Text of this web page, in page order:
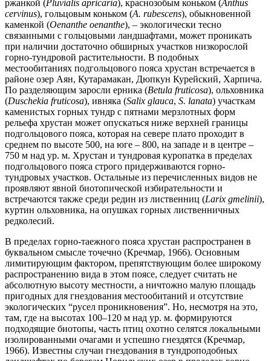
ржанкой (Pluvialis apricaria), краснозобым коньком (Anthus
cervinus), гольцовым коньком (A. rubescens), обыкновенной
каменкой (Oenanthe oenanthe), – экологически тесно
связанными с гольцовыми ландшафтами, может проникать
при наличии достаточно обширных участков низкорослой
горно-тундровой растительности. В подобных
местообитаниях подгольцового пояса хрустан встречается в
районе озер Аян, Кутарамакан, Дюпкун Курейский, Харпича.
По разделяющим заросли ерника (Betula fruticosa), ольховника
(Duschekia fruticosa), ивняка (Salix glauca, S. lanata) участкам
каменистых горных тундр с пятнами мерзлотных форм
рельефа хрустан может опускаться ниже верхней границы
подгольцового пояса, которая на севере плато проходит в
среднем по высоте 500, на юге – 800, на западе и в центре –
750 м над ур. м. Хрустан и тундровая куропатка в пределах
подгольцового пояса строго придерживаются горно-
тундровых участков. Остальные из перечисленных видов не
проявляют явной биотопической избирательности и
встречаются также среди редин из лиственниц (Larix gmelinii),
куртин ольховника, на опушках горных лиственничных
редколесий.
В пределах горно-таежного пояса хрустан распространен в
буквальном смысле точечно (Кречмар, 1966). Основным
лимитирующим фактором, препятствующим более широкому
распространению вида в этом поясе, следует считать не
абсолютную высоту местности, а ничтожно малую площадь
пригодных для гнездования местообитаний и отсутствие
экологических “русел проникновения”. Но, несмотря на это,
там, где на высотах 100–120 м над ур. м. формируются
подходящие биотопы, часть птиц охотно селятся локальными
изолированными очагами и успешно гнездятся (Кречмар,
1966). Известны случаи гнездования в тундроподобных